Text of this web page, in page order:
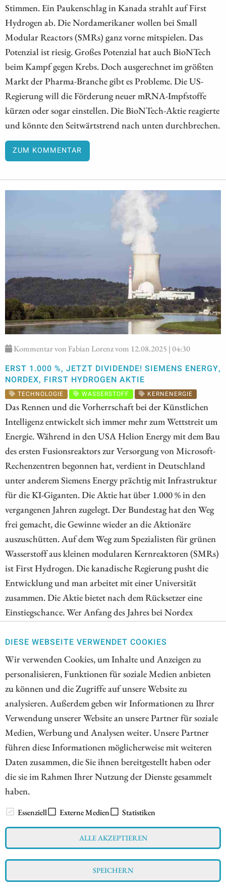
DIESE WEBSEITE VERWENDET COOKIES
Wir verwenden Cookies, um Inhalte und Anzeigen zu
personalisieren, Funktionen für soziale Medien anbieten
zu können und die Zugriffe auf unsere Website zu
analysieren. Außerdem geben wir Informationen zu Ihrer
Verwendung unserer Website an unsere Partner für soziale
Medien, Werbung und Analysen weiter. Unsere Partner
führen diese Informationen möglicherweise mit weiteren
Daten zusammen, die Sie ihnen bereitgestellt haben oder
die sie im Rahmen Ihrer Nutzung der Dienste gesammelt
haben.
Essenziell Externe Medien Statistiken
ALLE AKZEPTIEREN
SPEICHERN
Stimmen. Ein Paukenschlag in Kanada strahlt auf First
Hydrogen ab. Die Nordamerikaner wollen bei Small
Modular Reactors (SMRs) ganz vorne mitspielen. Das
Potenzial ist riesig. Großes Potenzial hat auch BioNTech
beim Kampf gegen Krebs. Doch ausgerechnet im größten
Markt der Pharma-Branche gibt es Probleme. Die US-
Regierung will die Förderung neuer mRNA-Impfstoffe
kürzen oder sogar einstellen. Die BioNTech-Aktie reagierte
und könnte den Seitwärtstrend nach unten durchbrechen.
ZUM KOMMENTAR
Kommentar von Fabian Lorenz vom 12.08.2025 | 04:30
ERST 1.000 %, JETZT DIVIDENDE! SIEMENS ENERGY,
NORDEX, FIRST HYDROGEN AKTIE
TECHNOLOGIE WASSERSTOFF KERNENERGIE
Das Rennen und die Vorherrschaft bei der Künstlichen
Intelligenz entwickelt sich immer mehr zum Wettstreit um
Energie. Während in den USA Helion Energy mit dem Bau
des ersten Fusionsreaktors zur Versorgung von Microsoft-
Rechenzentren begonnen hat, verdient in Deutschland
unter anderem Siemens Energy prächtig mit Infrastruktur
für die KI-Giganten. Die Aktie hat über 1.000 % in den
vergangenen Jahren zugelegt. Der Bundestag hat den Weg
frei gemacht, die Gewinne wieder an die Aktionäre
auszuschütten. Auf dem Weg zum Spezialisten für grünen
Wasserstoff aus kleinen modularen Kernreaktoren (SMRs)
ist First Hydrogen. Die kanadische Regierung pusht die
Entwicklung und man arbeitet mit einer Universität
zusammen. Die Aktie bietet nach dem Rücksetzer eine
Einstiegschance. Wer Anfang des Jahres bei Nordex
zu den stillen Highlflyern des Jahres. Die Steigerung der
Profitabilität läuft.
ZUM KOMMENTAR
1
zu ESG bewussten Unternehmen aus allen Teilen der Welt
Impressum
Datenschutz
Interessenskonflikt & Risikohinweis
Nutzungsbedingungen